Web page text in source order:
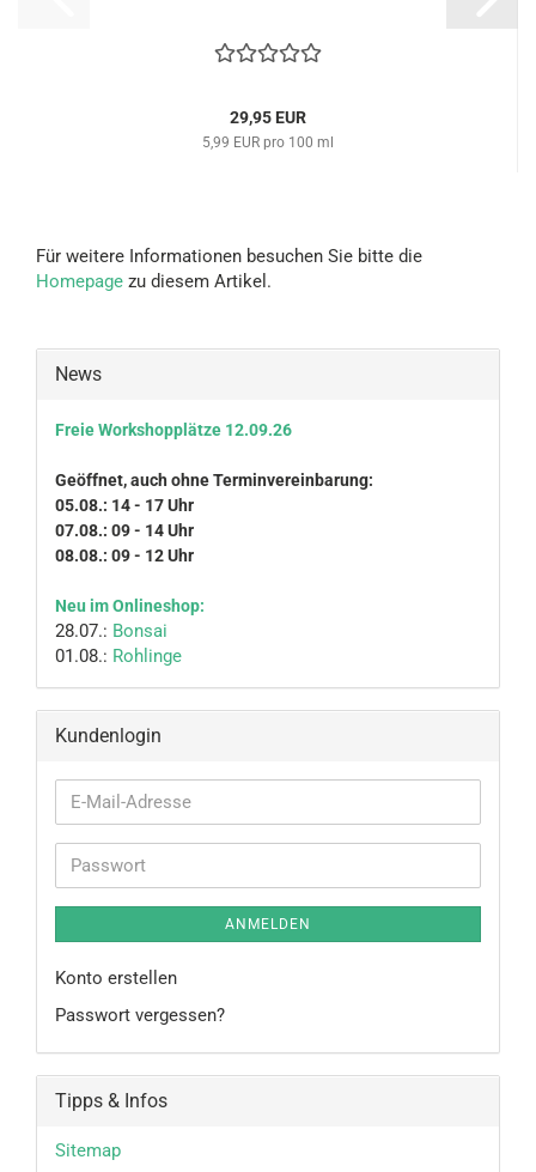
29,95 EUR
5,99 EUR pro 100 ml
Für weitere Informationen besuchen Sie bitte die
Homepage zu diesem Artikel.
News
Freie Workshopplätze 12.09.26
Geöffnet, auch ohne Terminvereinbarung:
05.08.: 14 - 17 Uhr
07.08.: 09 - 14 Uhr
08.08.: 09 - 12 Uhr
Neu im Onlineshop:
28.07.: Bonsai
01.08.: Rohlinge
Kundenlogin
E-
Mail-
Passwort
ANMELDEN
Konto erstellen
Passwort vergessen?
Tipps & Infos
Sitemap